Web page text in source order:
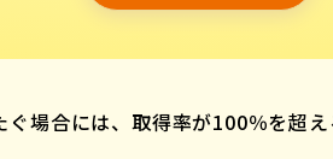
場合には、取得率が100％を超え